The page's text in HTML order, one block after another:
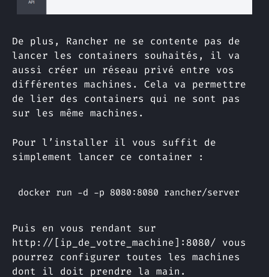
De plus, Rancher ne se contente pas de
lancer les containers souhaités, il va
aussi créer un réseau privé entre vos
différentes machines. Cela va permettre
de lier des containers qui ne sont pas
sur les même machines.
Pour l’installer il vous suffit de
simplement lancer ce container :
Puis en vous rendant sur
http://[ip_de_votre_machine]:8080/ vous
pourrez configurer toutes les machines
dont il doit prendre la main.